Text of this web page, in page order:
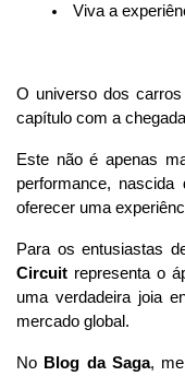
Viva a
O universo dos
capítulo com a
Este não é apenas
performance,
oferecer uma
Para os entusiastas
Circuit representa o
uma verdadeira joia
mercado global.
No Blog da Saga,